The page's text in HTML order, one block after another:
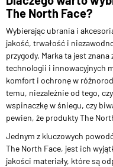
The North Face?
Wybierając ubrania i
jakość, trwałość i
przygody. Marka ta jest
technologii i innowacyjnych
komfort i ochronę w
temu, niezależnie od tego,
wspinaczkę w śniegu, czy
pewien, że produkty The
Jednym z kluczowych
The North Face, jest ich
jakości materiały, które są